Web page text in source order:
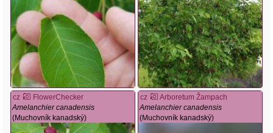
cz
FlowerChecker
Amelanchier canadensis
(Muchovník kanadský)
cz
Arboretum Žampach
Amelanchier canadensis
(Muchovník kanadský)